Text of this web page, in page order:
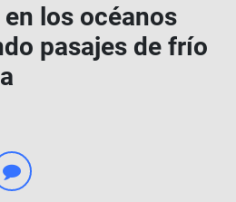
los océanos
pasajes de frío